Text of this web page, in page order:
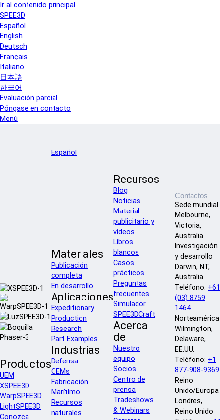
Ir al contenido principal
SPEE3D
Español
English
Deutsch
Français
Italiano
日本語
한국어
Evaluación parcial
Póngase en contacto
Menú
Productos
UEM
XSPEE3D
WarpSPEE3D
LightSPEE3D
Conozca
Español
Materiales
Publicación
completa
En desarrollo
Aplicaciones
Expeditionary
Production
Research
Part Examples
Industrias
Defensa
OEMs
Fabricación
Marítimo
Recursos
naturales
Recursos
Blog
Noticias
Material
publicitario y
vídeos
Libros
blancos
Casos
prácticos
Preguntas
frecuentes
Simulador
SPEE3DCraft
Acerca
de
Nuestro
equipo
Socios
Centro de
prensa
Tradeshows
& Webinars
Contactos
Sede mundial
Melbourne,
Victoria,
Australia
Investigación
y desarrollo
Darwin, NT,
Australia
Teléfono: +61
(03) 8759
1464
Norteamérica
Wilmington,
Delaware,
EE.UU.
Teléfono: +1
877-908-9369
Reino
Unido/Europa
Londres,
Reino Unido